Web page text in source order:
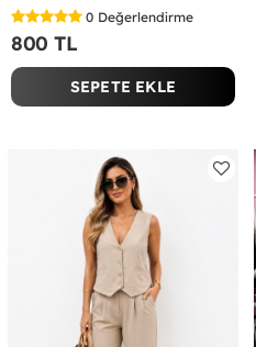
0 Değerlendirme
800 TL
SEPETE EKLE